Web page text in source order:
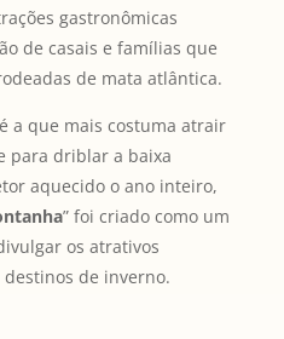
gastronômicas
de casais e famílias que
de mata atlântica.
a que mais costuma atrair
para driblar a baixa
aquecido o ano inteiro,
” foi criado como um
os atrativos
de inverno.